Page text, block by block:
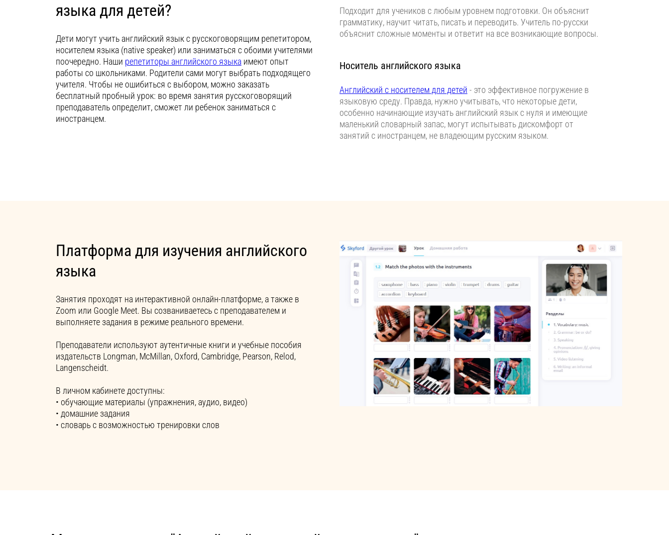
языка для детей?
Дети могут учить английский язык с русскоговорящим репетитором,
носителем языка (native spеаker) или заниматься с обоими учителями
поочередно. Наши репетиторы английского языка имеют опыт
работы со школьниками. Родители сами могут выбрать подходящего
учителя. Чтобы не ошибиться с выбором, можно заказать
бесплатный пробный урок: во время занятия русскоговорящий
преподаватель определит, сможет ли ребенок заниматься с
иностранцем.
Подходит для учеников с любым уровнем подготовки. Он объяснит
грамматику, научит читать, писать и переводить. Учитель по-русски
объяснит сложные моменты и ответит на все возникающие вопросы.
Носитель английского языка
Английский с носителем для детей - это эффективное погружение в
языковую среду. Правда, нужно учитывать, что некоторые дети,
особенно начинающие изучать английский язык с нуля и имеющие
маленький словарный запас, могут испытывать дискомфорт от
занятий с иностранцем, не владеющим русским языком.
Платформа для изучения английского
языка
Занятия проходят на интерактивной онлайн-платформе, а также в
Zoom или Google Meet. Вы созваниваетесь с преподавателем и
выполняете задания в режиме реального времени.
Преподаватели используют аутентичные книги и учебные пособия
издательств Longman, McMillan, Oxford, Cambridge, Pearson, Relod,
Langenscheidt.
В личном кабинете доступны:
• обучающие материалы (упражнения, аудио, видео)
• домашние задания
• словарь с возможностью тренировки слов